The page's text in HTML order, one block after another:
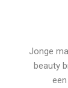
Jonge
beauty